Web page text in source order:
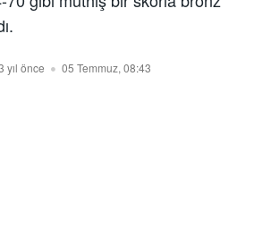
yıl önce 05 Temmuz, 08:43